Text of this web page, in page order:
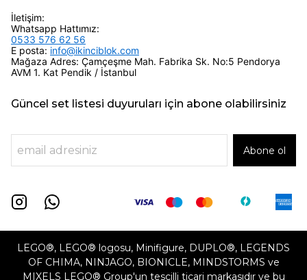
İletişim:
Whatsapp Hattımız:
0533 576 62 56
E posta: info@ikinciblok.com
Mağaza Adres: Çamçeşme Mah. Fabrika Sk. No:5 Pendorya
AVM 1. Kat Pendik / İstanbul
Güncel set listesi duyuruları için abone olabilirsiniz
Abone ol
LEGO®, LEGO® logosu, Minifigure, DUPLO®, LEGENDS
OF CHIMA, NINJAGO, BIONICLE, MINDSTORMS ve
MIXELS LEGO® Group'un tescilli ticari markasıdır ve bu